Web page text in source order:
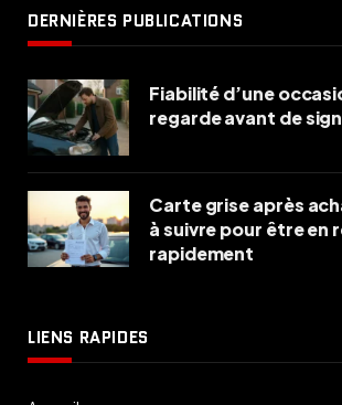
DERNIÈRES PUBLICATIONS
Fiabilité d’une
regarde avant de
Carte grise après
à suivre pour être en
rapidement
LIENS RAPIDES